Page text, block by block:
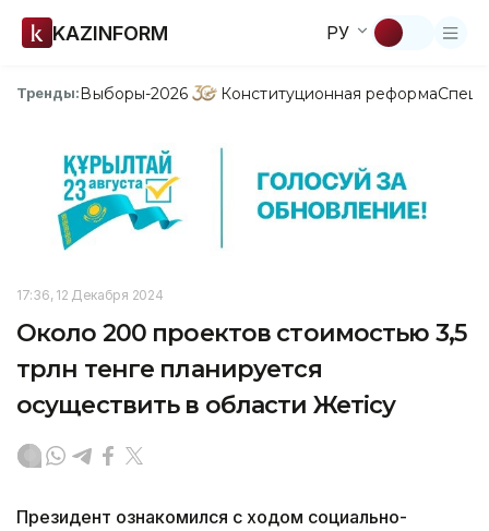
KAZINFORM РУ
Тренды:Выборы-2026 Конституционная реформа
17:36, 12 Декабря 2024
Около 200 проектов стоимостью 3,5
трлн тенге планируется
осуществить в области Жетісу
Президент ознакомился с ходом социально-